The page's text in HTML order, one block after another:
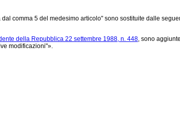
comma 5 del medesimo articolo" sono sostituite dalle
della Repubblica 22 settembre 1988, n. 448, sono
modificazioni"».